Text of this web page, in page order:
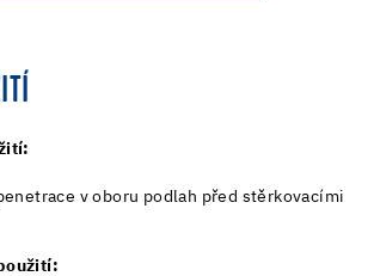
v oboru podlah před stěrkovacími